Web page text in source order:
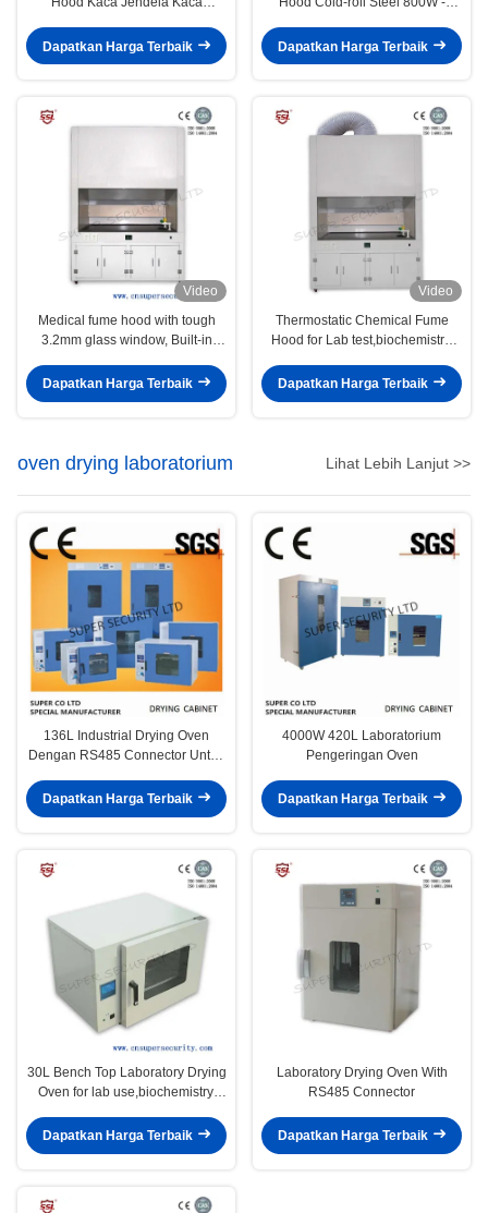
Dapatkan Harga Terbaik
Dapatkan Harga Terbaik
Video
Medical fume hood with tough
3.2mm glass window, Built-in
Dapatkan Harga Terbaik
Video
Thermostatic Chemical Fume
Hood for Lab test,biochemistry,
chemicals
Dapatkan Harga Terbaik
oven drying laboratorium Lihat Lebih Lanjut >>
136L Industrial Drying Oven
Dengan RS485 Connector Untuk
Dapatkan Harga Terbaik
4000W 420L Laboratorium
Pengeringan Oven
Dapatkan Harga Terbaik
30L Bench Top Laboratory Drying
Oven for lab use,biochemistry,
Dapatkan Harga Terbaik
Laboratory Drying Oven With
RS485 Connector
Dapatkan Harga Terbaik